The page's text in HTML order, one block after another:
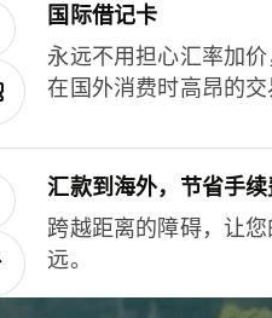
国际借记卡
永远不用担心汇率加
在国外消费时高昂的交
汇款到海外，节省手续
跨越距离的障碍，让
远。